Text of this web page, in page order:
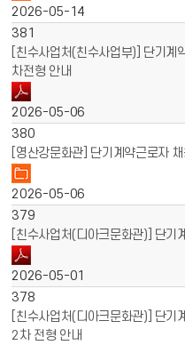
2026-05-14
381
[친수사업처(친수사업부)] 단기
차전형 안내
2026-05-06
380
[영산강문화관] 단기계약근로자
2026-05-06
379
[친수사업처(디아크문화관)] 단기
2026-05-01
378
[친수사업처(디아크문화관)] 단기
2차 전형 안내